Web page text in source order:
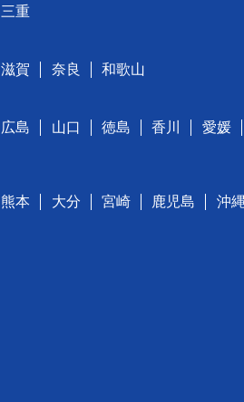
三重
滋賀 奈良 和歌山
広島 山口 徳島 香川
愛媛
熊本 大分 宮崎 鹿児島 沖